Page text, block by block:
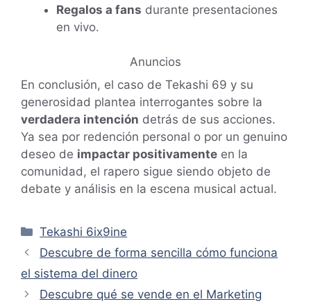
Regalos a fans durante presentaciones
en vivo.
Anuncios
En conclusión, el caso de Tekashi 69 y su
generosidad plantea interrogantes sobre la
verdadera intención detrás de sus acciones.
Ya sea por redención personal o por un genuino
deseo de impactar positivamente en la
comunidad, el rapero sigue siendo objeto de
debate y análisis en la escena musical actual.
Categorías
Tekashi 6ix9ine
Descubre de forma sencilla cómo funciona
el sistema del dinero
Descubre qué se vende en el Marketing